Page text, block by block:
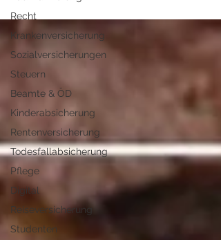
Recht
Krankenversicherung
Sozialversicherungen
Steuern
Beamte & ÖD
Kinderabsicherung
Rentenversicherung
Todesfallabsicherung
Pflege
Digital
Reiseversicherung
Studenten